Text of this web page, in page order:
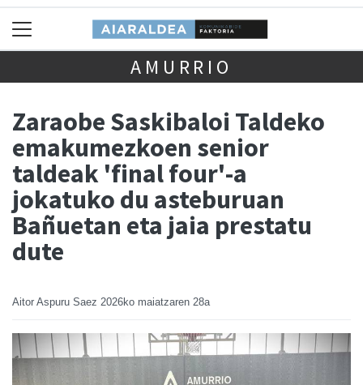
AMURRIO
Zaraobe Saskibaloi Taldeko
emakumezkoen senior
taldeak 'final four'-a
jokatuko du asteburuan
Bañuetan eta jaia prestatu
dute
Aitor Aspuru Saez 2026ko maiatzaren 28a